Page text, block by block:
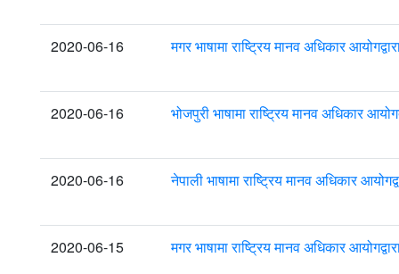
2020-06-16 मगर भाषामा राष्ट्रिय मानव अधिकार
2020-06-16 भोजपुरी भाषामा राष्ट्रिय मानव अधिकार
2020-06-16 नेपाली भाषामा राष्ट्रिय मानव अधिकार
2020-06-15 मगर भाषामा राष्ट्रिय मानव अधिकार